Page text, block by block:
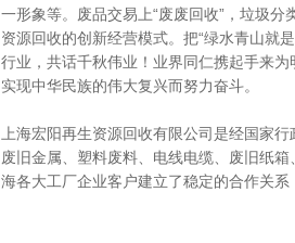
一形象等。废品交易上“废废回收”，垃圾
资源回收的创新经营模式。把“绿水青山就
行业，共话千秋伟业！业界同仁携起手来
实现中华民族的伟大复兴而努力奋斗。
上海宏阳再生资源回收有限公司是经国家
废旧金属、塑料废料、电线电缆、废旧纸
海各大工厂企业客户建立了稳定的合作关